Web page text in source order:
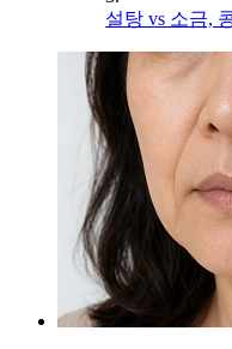
설탕 vs 소금,